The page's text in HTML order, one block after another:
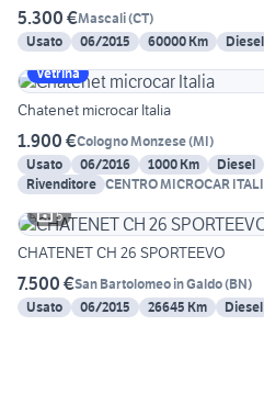
5.300 €Mascali(CT)
Usato
06/2015 60000 Km Diesel
Vetrina
Chatenet microcar Italia
1.900 €Cologno Monzese(MI)
Usato
06/2016 1000 Km Diesel
Rivenditore CENTRO MICROCAR
5
CHATENET CH 26 SPORTEEVO
7.500 €San Bartolomeo in Galdo(BN)
Usato
06/2015 26645 Km Diesel